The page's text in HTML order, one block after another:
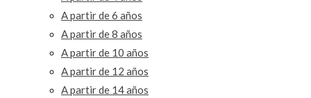
A partir de 6 años
A partir de 8 años
A partir de 10 años
A partir de 12 años
A partir de 14 años